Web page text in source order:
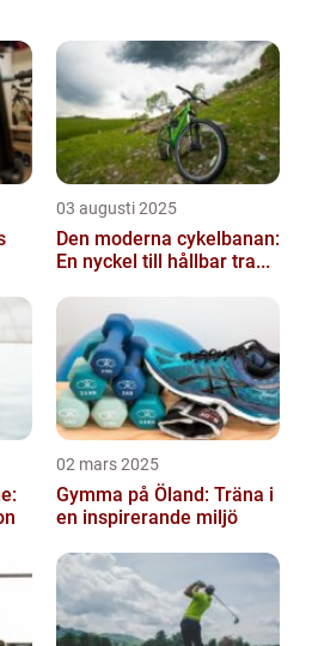
över klubben,...
03 augusti 2025
Den moderna cykelbanan:
En nyckel till hållbar tra...
02 mars 2025
Gymma på Öland: Träna i
en inspirerande miljö